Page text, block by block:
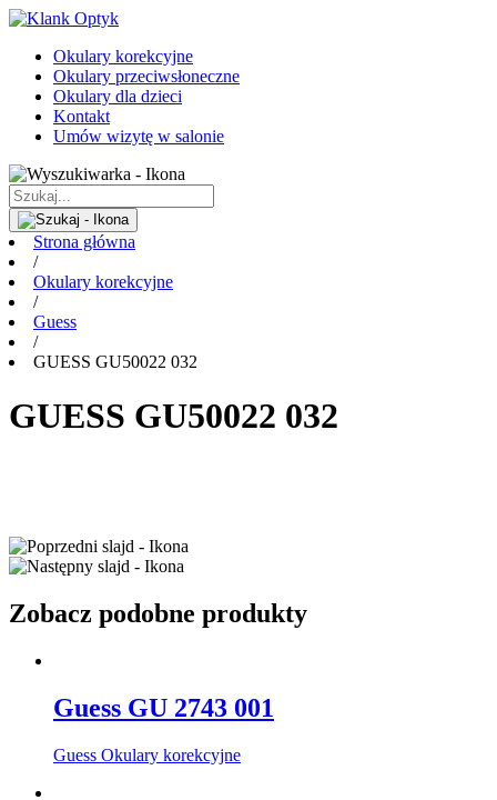
Okulary korekcyjne
Okulary przeciwsłoneczne
Okulary dla dzieci
Kontakt
Umów wizytę w salonie
Strona główna
/
Okulary korekcyjne
/
Guess
/
GUESS GU50022 032
GUESS GU50022 032
Zobacz podobne produkty
Guess GU 2743 001
Guess Okulary korekcyjne